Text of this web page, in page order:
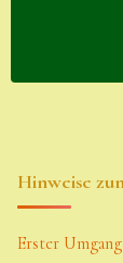
Hinweise
Erster